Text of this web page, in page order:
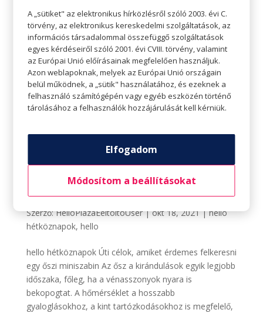
Úti célok, amiket érdemes felkeresni egy őszi
Szerző:HelloPlazaEeltoltoUser|okt 18, 2021|hello
hétköznapok, hello
hello hétköznapok Úti célok, amiket érdemes felkeresni
egy őszi miniszabin Az ősz a kirándulások egyik legjobb
időszaka, főleg, ha a vénasszonyok nyara is
bekopogtat. A hőmérséklet a hosszabb
gyaloglásokhoz, a kint tartózkodásokhoz is megfelelő,
A „sütiket" az elektronikus hírközlésről szóló 2003. évi C.
törvény, az elektronikus kereskedelmi szolgáltatások, az
információs társadalommal összefüggő szolgáltatások
egyes kérdéseiről szóló 2001. évi CVIII. törvény, valamint
az Európai Unió előírásainak megfelelően használjuk.
Azon weblapoknak, melyek az Európai Unió országain
belül működnek, a „sütik" használatához, és ezeknek a
felhasználó számítógépén vagy egyéb eszközén történő
tárolásához a felhasználók hozzájárulását kell kérniük.
Elfogadom
Módosítom a beállításokat